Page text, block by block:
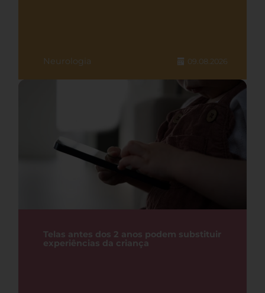
Neurologia 09.08.2026
Telas antes dos 2 anos podem substituir
experiências da criança